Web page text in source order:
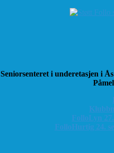
Seniorsenteret i underetasjen i
K
FolloLyn
FolloHurtig 24.